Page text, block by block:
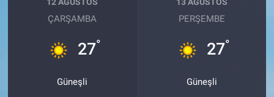
12 AĞUSTOS
ÇARŞAMBA
27°
Güneşli
13 AĞUSTOS
PERŞEMBE
27°
Güneşli